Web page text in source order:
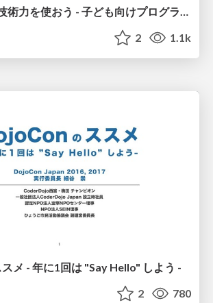
未来のために技術力を使おう - 子ども向けプログラミング道場「CoderDojo」の急成長の理由 -
2 1.1k
メ - 年に1回は "Say Hello" しよう -
2 780